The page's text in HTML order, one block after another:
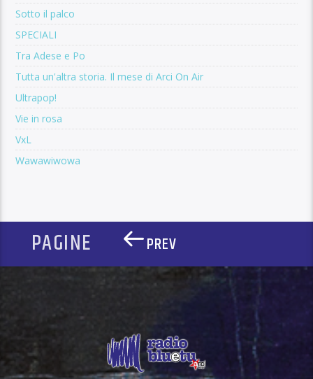
Sotto il palco
SPECIALI
Tra Adese e Po
Tutta un'altra storia. Il mese di Arci On Air
Ultrapop!
Vie in rosa
VxL
Wawawiwowa
PAGINE PREV